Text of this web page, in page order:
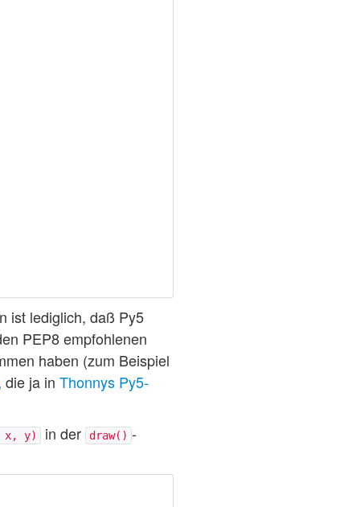
ist lediglich, daß Py5
PEP8 empfohlenen
haben (zum Beispiel
die ja in Thonnys Py5-
x, y) in der draw() -